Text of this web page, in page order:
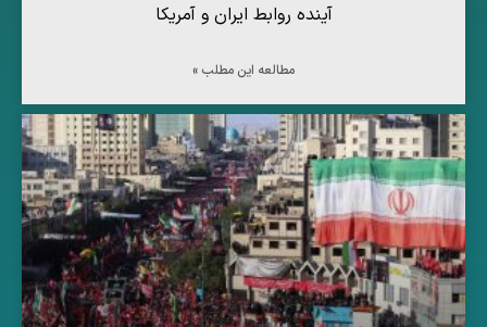
آینده روابط ایران و آمریکا
مطالعه این مطلب »